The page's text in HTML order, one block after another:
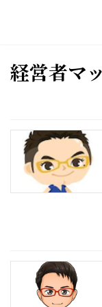
経営者マ